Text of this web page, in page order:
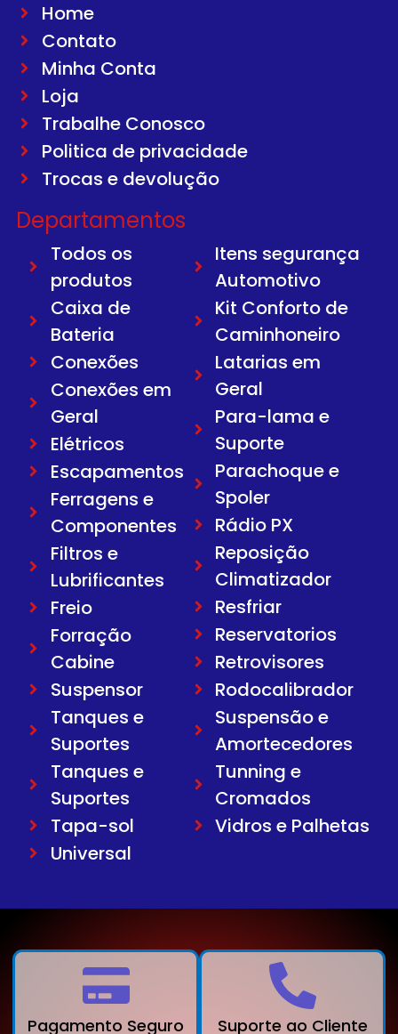
Home
Contato
Minha Conta
Loja
Trabalhe Conosco
Politica de privacidade
Trocas e devolução
Departamentos
Todos os
produtos
Caixa de
Bateria
Conexões
Conexões em
Geral
Elétricos
Escapamentos
Ferragens e
Componentes
Filtros e
Lubrificantes
Freio
Forração
Cabine
Suspensor
Tanques e
Suportes
Tanques e
Suportes
Tapa-sol
Universal
Itens segurança
Automotivo
Kit Conforto de
Caminhoneiro
Latarias em
Geral
Para-lama e
Suporte
Parachoque e
Spoler
Rádio PX
Reposição
Climatizador
Resfriar
Reservatorios
Retrovisores
Rodocalibrador
Suspensão e
Amortecedores
Tunning e
Cromados
Vidros e Palhetas
Pagamento Seguro Suporte ao Cliente